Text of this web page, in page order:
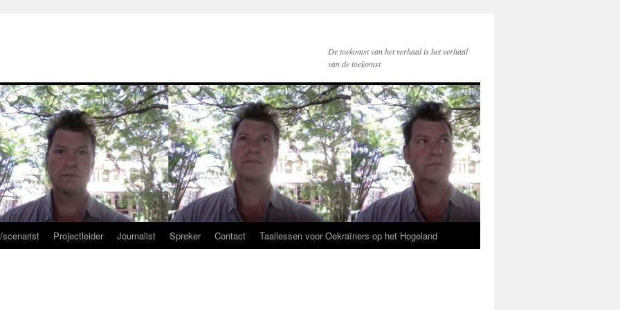
De toekomst van het verhaal is het verhaal
van de toekomst
Projectleider Journalist Spreker Contact Taallessen voor Oekraïners op het Hogeland